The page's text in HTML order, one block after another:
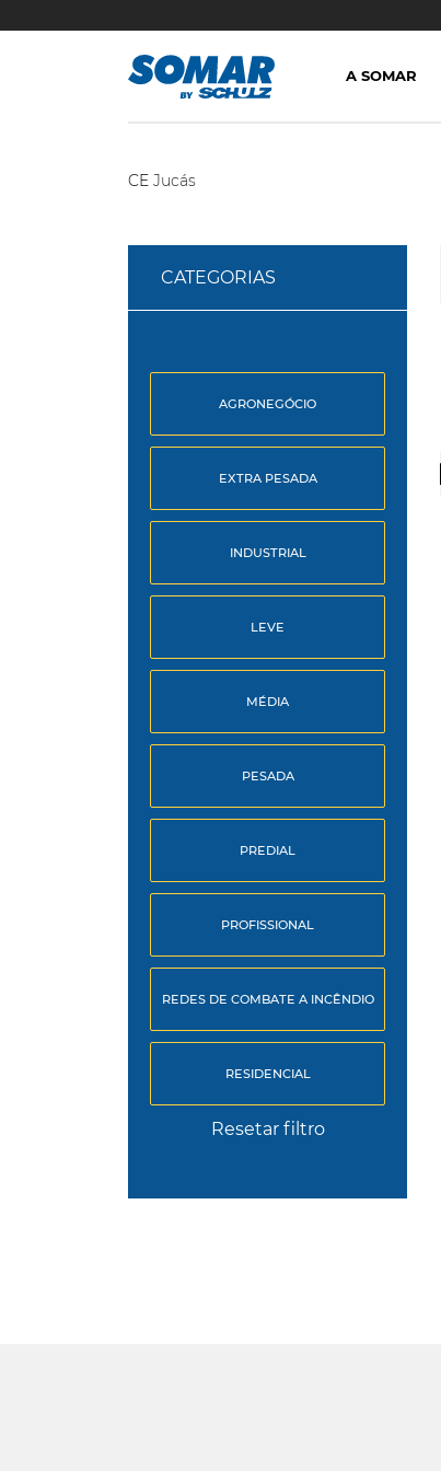
CE Jucás
CATEGORIAS
AGRONEGÓCIO
EXTRA PESADA
INDUSTRIAL
LEVE
MÉDIA
PESADA
PREDIAL
PROFISSIONAL
REDES DE COMBATE A INCÊNDIO
RESIDENCIAL
Resetar filtro
A SOMAR